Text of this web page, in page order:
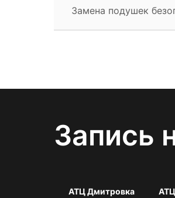
Замена подушек
Запись
АТЦ Дмитровка